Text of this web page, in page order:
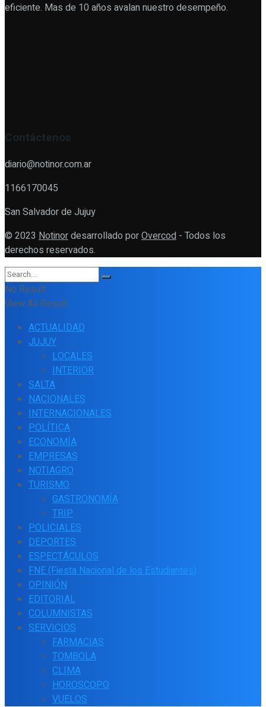
eficiente. Mas de 10 años avalan nuestro desempeño.
Contáctenos
diario@notinor.com.ar
1166170045
San Salvador de Jujuy
© 2023 Notinordesarrollado porOvercod - Todos los
derechos reservados.
No Result
View All Result
ACTUALIDAD
JUJUY
LOCALES
INTERIOR
SALTA
NACIONALES
INTERNACIONALES
POLÍTICA
ECONOMÍA
EMPRESAS
NOTIAGRO
TURISMO
GASTRONOMÍA
TRIP
POLICIALES
DEPORTES
ESPECTÁCULOS
FNE (Fiesta Nacional de los Estudiantes)
OPINIÓN
EDITORIAL
COLUMNISTAS
SERVICIOS
FARMACIAS
TOMBOLA
CLIMA
HOROSCOPO
VUELOS